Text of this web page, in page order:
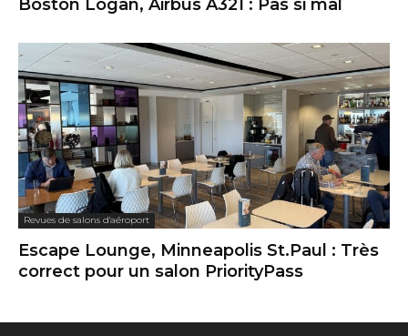
Boston Logan, Airbus A321 : Pas si mal
Revues de salons d'aéroport
Escape Lounge, Minneapolis St.Paul : Très
correct pour un salon PriorityPass